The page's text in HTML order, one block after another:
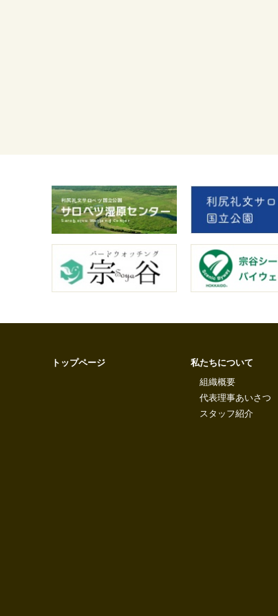
トップページ
私たちについて
組織概要
代表理事あいさつ
スタッフ紹介